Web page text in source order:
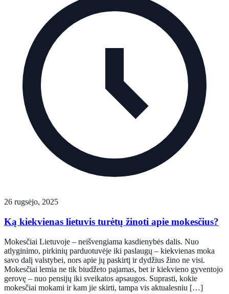
26 rugsėjo, 2025
Ką kiekvienas lietuvis turėtų žinoti apie mokesčius?
Mokesčiai Lietuvoje – neišvengiama kasdienybės dalis. Nuo
atlyginimo, pirkinių parduotuvėje iki paslaugų – kiekvienas moka
savo dalį valstybei, nors apie jų paskirtį ir dydžius žino ne visi.
Mokesčiai lemia ne tik biudžeto pajamas, bet ir kiekvieno gyventojo
gerovę – nuo pensijų iki sveikatos apsaugos. Suprasti, kokie
mokesčiai mokami ir kam jie skirti, tampa vis aktualesniu […]